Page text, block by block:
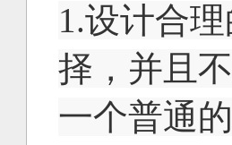
1.设计合
择，并且
一个普通的